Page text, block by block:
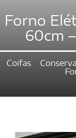
Forno
60cm
Coifas